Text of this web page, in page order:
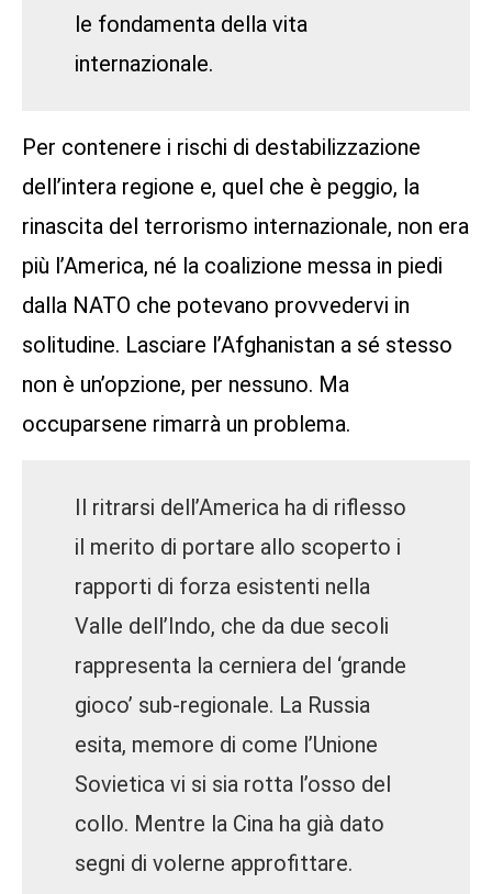
le fondamenta della vita
internazionale.
Per contenere i rischi di destabilizzazione
dell’intera regione e, quel che è peggio, la
rinascita del terrorismo internazionale, non era
più l’America, né la coalizione messa in piedi
dalla NATO che potevano provvedervi in
solitudine. Lasciare l’Afghanistan a sé stesso
non è un’opzione, per nessuno. Ma
occuparsene rimarrà un problema.
Il ritrarsi dell’America ha di riflesso
il merito di portare allo scoperto i
rapporti di forza esistenti nella
Valle dell’Indo, che da due secoli
rappresenta la cerniera del ‘grande
gioco’ sub-regionale. La Russia
esita, memore di come l’Unione
Sovietica vi si sia rotta l’osso del
collo. Mentre la Cina ha già dato
segni di volerne approfittare.